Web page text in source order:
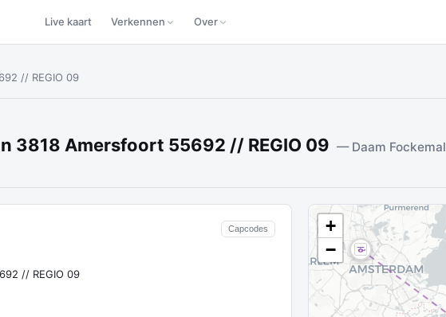
Live kaart Verkennen Over
// REGIO 09
3818 Amersfoort 55692 // REGIO 09 — Daam
Capcodes
// REGIO 09
+
−